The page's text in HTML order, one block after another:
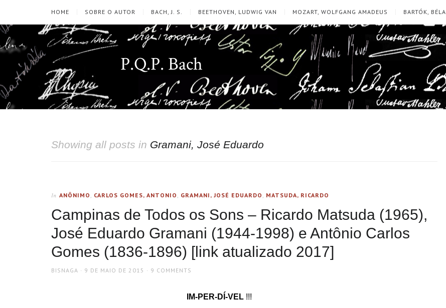
HOME SOBRE O AUTOR BACH, J. S. BEETHOVEN, LUDWIG VAN MOZART, WOLFGANG AMADEUS BARTÓK, BÉLA
P.Q.P. Bach
Showing all posts in Gramani, José Eduardo
In ANÔNIMO CARLOS GOMES, ANTONIO GRAMANI, JOSÉ EDUARDO MATSUDA, RICARDO
Campinas de Todos os Sons – Ricardo Matsuda (1965),
José Eduardo Gramani (1944-1998) e Antônio Carlos
Gomes (1836-1896) [link atualizado 2017]
AUTHOR
BISNAGA
POSTED
9 DE MAIO DE 2015 9 COMMENTS
IM-PER-DÍ-VEL !!!